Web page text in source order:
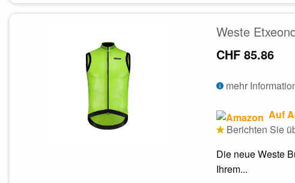
Weste
CHF 85.86
mehr
Auf
Berichten Sie
Die neue Weste
Ihrem...